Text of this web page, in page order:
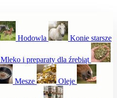
Hodowla Konie starsze
Mleko i preparaty dla źrebiąt
Mesze Oleje